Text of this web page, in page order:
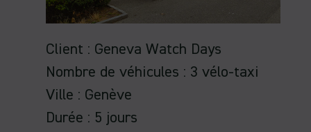
Client : Geneva Watch Days
Nombre de véhicules : 3 vélo-taxi
Ville : Genève
Durée : 5 jours